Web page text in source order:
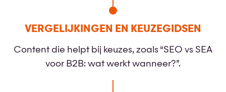
VERGELIJKINGEN EN KEUZEGIDSEN
Content die helpt bij keuzes, zoals “SEO vs SEA
voor B2B: wat werkt wanneer?”.